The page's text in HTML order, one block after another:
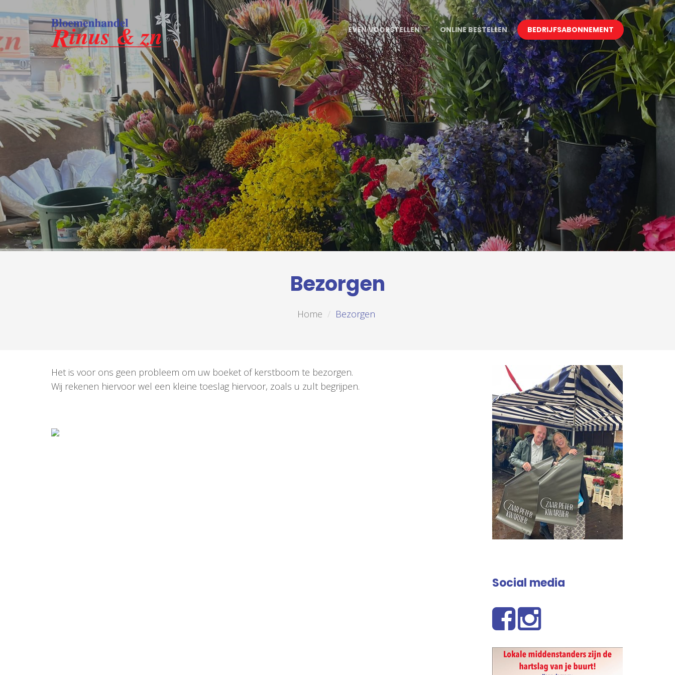
EVEN VOORSTELLEN ONLINE BESTELLEN BEDRIJFSABONNEMENT
Bezorgen
Home Bezorgen
Het is voor ons geen probleem om uw boeket of kerstboom te bezorgen.
Wij rekenen hiervoor wel een kleine toeslag hiervoor, zoals u zult begrijpen.
Social media